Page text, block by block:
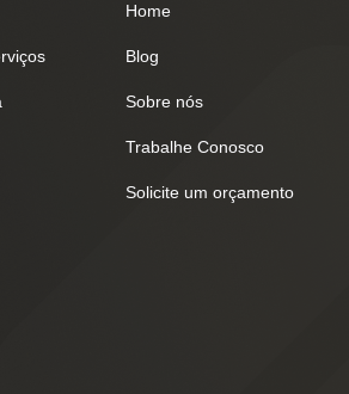
Home
Blog
Sobre nós
Trabalhe Conosco
Solicite um orçamento